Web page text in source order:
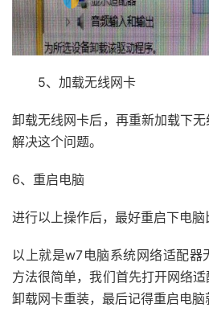
5、加载无线网卡
卸载无线网卡后，再重新加载下
解决这个问题。
6、重启电脑
进行以上操作后，最好重启下电脑
以上就是w7电脑系统网络适配器
方法很简单，我们首先打开网络
卸载网卡重装，最后记得重启电脑